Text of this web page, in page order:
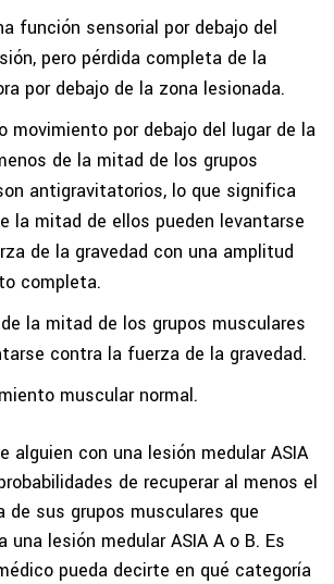
función sensorial por debajo del
pero pérdida completa de la
por debajo de la zona lesionada.
movimiento por debajo del lugar de la
de la mitad de los grupos
antigravitatorios, lo que significa
la mitad de ellos pueden levantarse
de la gravedad con una amplitud
completa.
la mitad de los grupos musculares
contra la fuerza de la gravedad.
muscular normal.
alguien con una lesión medular ASIA
de recuperar al menos el
de sus grupos musculares que
una lesión medular ASIA A o B. Es
pueda decirte en qué categoría